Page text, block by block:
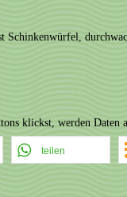
klickst, werden Daten
teilen